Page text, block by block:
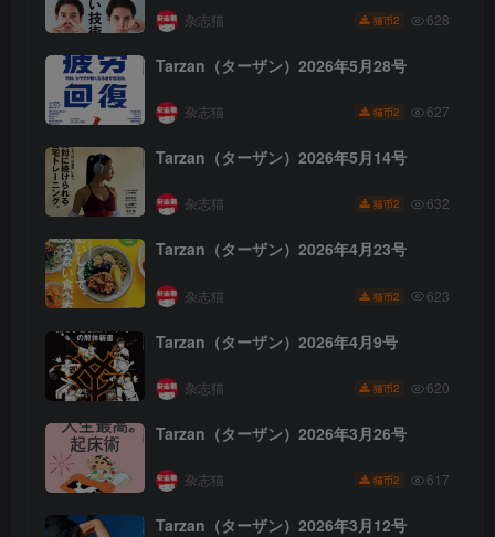
杂志猫 猫币2 628
Tarzan（ターザン）2026年5月28号
杂志猫 猫币2 627
Tarzan（ターザン）2026年5月14号
杂志猫 猫币2 632
Tarzan（ターザン）2026年4月23号
杂志猫 猫币2 623
Tarzan（ターザン）2026年4月9号
杂志猫 猫币2 620
Tarzan（ターザン）2026年3月26号
杂志猫 猫币2 617
Tarzan（ターザン）2026年3月12号